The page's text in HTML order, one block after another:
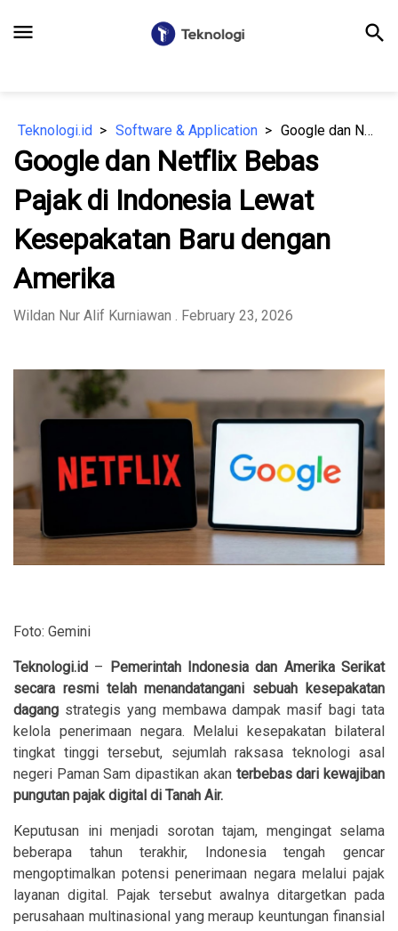
menu search
Teknologi.id Software & Application Google dan Netflix Bebas Pajak di Indonesia Lewat Kesepakatan Baru dengan Amerika
Google dan Netflix Bebas
Pajak di Indonesia Lewat
Kesepakatan Baru dengan
Amerika
Wildan Nur Alif Kurniawan . February 23, 2026
Foto: Gemini
Teknologi.id – Pemerintah Indonesia dan Amerika Serikat
secara resmi telah menandatangani sebuah kesepakatan
dagang strategis yang membawa dampak masif bagi tata
kelola penerimaan negara. Melalui kesepakatan bilateral
tingkat tinggi tersebut, sejumlah raksasa teknologi asal
negeri Paman Sam dipastikan akan terbebas dari kewajiban
pungutan pajak digital di Tanah Air.
Keputusan ini menjadi sorotan tajam, mengingat selama
beberapa tahun terakhir, Indonesia tengah gencar
mengoptimalkan potensi penerimaan negara melalui pajak
layanan digital. Pajak tersebut awalnya ditargetkan pada
perusahaan multinasional yang meraup keuntungan finansial